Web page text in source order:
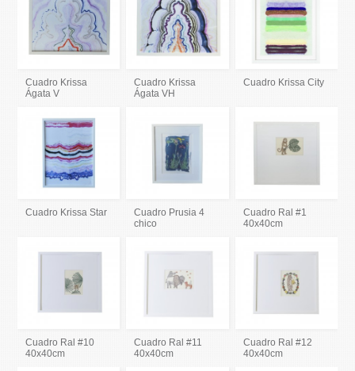
Cuadro Krissa
Ágata V
Cuadro Krissa
Ágata VH
Cuadro Krissa City
Cuadro Krissa Star
Cuadro Prusia 4
chico
Cuadro Ral #1
40x40cm
Cuadro Ral #10
40x40cm
Cuadro Ral #11
40x40cm
Cuadro Ral #12
40x40cm